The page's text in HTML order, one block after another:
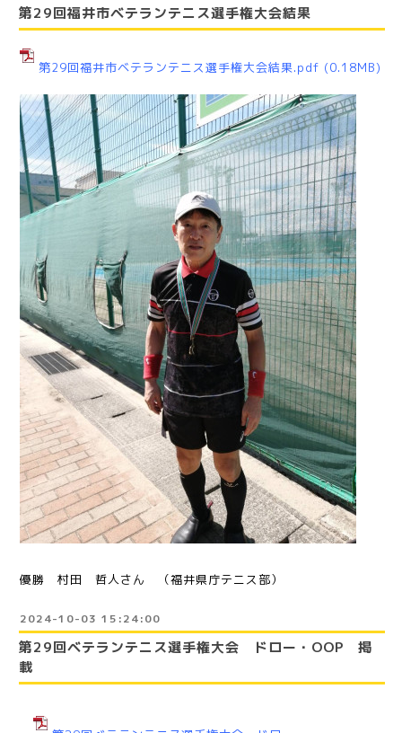
第29回福井市ベテランテニス選手権大会結果
第29回福井市ベテランテニス選手権大会結果.pdf (0.18MB)
優勝 村田 哲人さん （福井県庁テニス部）
2024-10-03 15:24:00
第29回ベテランテニス選手権大会 ドロー・OOP 掲
載